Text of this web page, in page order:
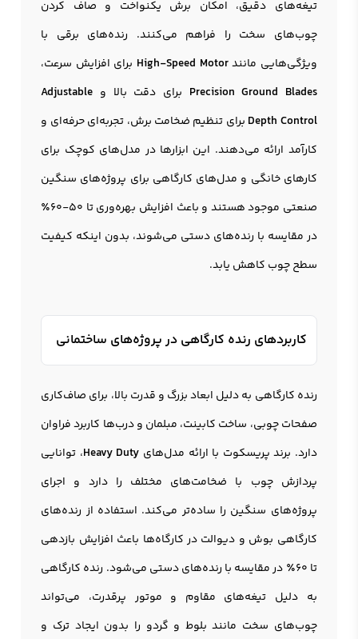
تیغه‌های دقیق، امکان برش یکنواخت و صاف کردن
چوب‌های سخت را فراهم می‌کنند. رنده‌های برقی با
ویژگی‌هایی مانندHigh-Speed Motor برای افزایش سرعت،
Precision Ground Blades برای دقت بالا و Adjustable
Depth Control برای تنظیم ضخامت برش، تجربه‌ای حرفه‌ای و
کارآمد ارائه می‌دهند. این ابزارها در مدل‌های کوچک برای
کارهای خانگی و مدل‌های کارگاهی برای پروژه‌های سنگین
صنعتی موجود هستند و باعث افزایش بهره‌وری تا 50-60٪
در مقایسه با رنده‌های دستی می‌شوند، بدون اینکه کیفیت
سطح چوب کاهش یابد.
کاربردهای رنده کارگاهی در پروژه‌های ساختمانی
رنده کارگاهی به دلیل ابعاد بزرگ و قدرت بالا، برای صاف‌کاری
صفحات چوبی، ساخت کابینت، مبلمان و درب‌ها کاربرد فراوان
دارد. برند پریسکوت با ارائه مدل‌های Heavy Duty، توانایی
پردازش چوب با ضخامت‌های مختلف را دارد و اجرای
پروژه‌های سنگین را ساده‌تر می‌کند. استفاده از رنده‌های
کارگاهی بوش و دیوالت در کارگاه‌ها باعث افزایش بازدهی
تا 60٪ در مقایسه با رنده‌های دستی می‌شود. رنده کارگاهي
به دلیل تیغه‌های مقاوم و موتور پرقدرت، می‌تواند
چوب‌های سخت مانند بلوط و گردو را بدون ایجاد ترک و